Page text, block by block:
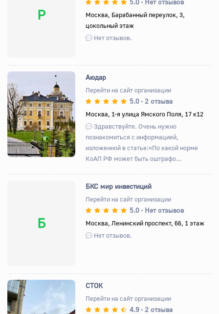
Р
•
Москва, Барабанный переулок, 3,
цокольный этаж
Нет отзывов.
Назад Вперед
Аюдар
Перейти на сайт организации
5.0 • 2 отзыва
Москва, 1-я улица Ямского Поля, 17 к12
Здравствуйте. Очень нужно
познакомиться с информацией,
изложенной в статье:«По какой норме
КоАП РФ может быть оштрафо...
Б
БКС мир инвестиций
Перейти на сайт организации
5.0 • Нет отзывов
Москва, Ленинский проспект, 66, 1 этаж
Нет отзывов.
СТОК
Перейти на сайт организации
4.9 • 2 отзыва